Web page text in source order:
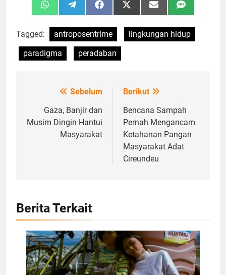
Share
on
WhatsAppShare
on
TelegramShare
on
FacebookShare
on
X
(Twitter)
Share
on
Email Share
on
SMS
Tagged: antroposentrime
lingkungan hidup
paradigma
peradaban
Navigasi
pos
Sebelum
Gaza, Banjir dan
Musim Dingin Hantui
Masyarakat
Berikut
Bencana Sampah
Pernah Mengancam
Ketahanan Pangan
Masyarakat Adat
Cireundeu
Berita Terkait
Poster film negana, Foto: Dok. filmfreeway.com